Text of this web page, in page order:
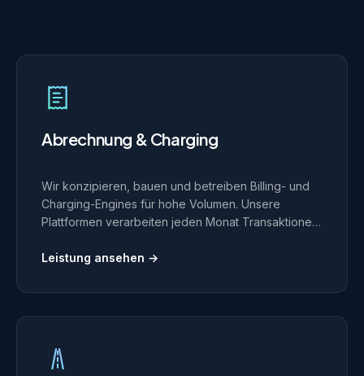
Abrechnung & Charging
Wir konzipieren, bauen und betreiben Billing- und
Charging-Engines für hohe Volumen. Unsere
Plattformen verarbeiten jeden Monat Transaktionen
Revenue Assurance und Konformität mit
Leistung ansehen →